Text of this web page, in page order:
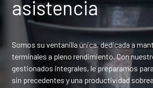
asistencia
Somos su ventanilla única, dedicada a
terminales a pleno rendimiento. Con
gestionados integrales, le preparamos
sin precedentes y una productividad